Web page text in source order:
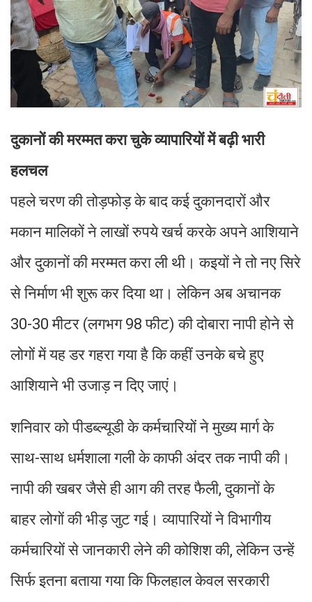
दुकानों की मरम्मत करा चुके व्यापारियों में बढ़ी भारी
हलचल
पहले चरण की तोड़फोड़ के बाद कई दुकानदारों और
मकान मालिकों ने लाखों रुपये खर्च करके अपने आशियाने
और दुकानों की मरम्मत करा ली थी। कइयों ने तो नए सिरे
से निर्माण भी शुरू कर दिया था। लेकिन अब अचानक
30-30 मीटर (लगभग 98 फीट) की दोबारा नापी होने से
लोगों में यह डर गहरा गया है कि कहीं उनके बचे हुए
आशियाने भी उजाड़ न दिए जाएं।
शनिवार को पीडब्ल्यूडी के कर्मचारियों ने मुख्य मार्ग के
साथ-साथ धर्मशाला गली के काफी अंदर तक नापी की।
नापी की खबर जैसे ही आग की तरह फैली, दुकानों के
बाहर लोगों की भीड़ जुट गई। व्यापारियों ने विभागीय
कर्मचारियों से जानकारी लेने की कोशिश की, लेकिन उन्हें
सिर्फ इतना बताया गया कि फिलहाल केवल सरकारी